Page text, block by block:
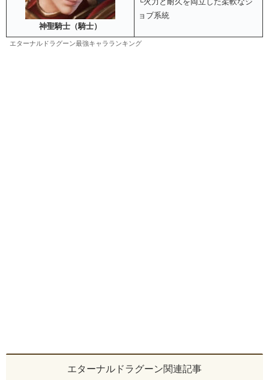
神聖騎士（騎士）
ョブ系統
エターナルドラグーン最強キャラランキング
エターナルドラグーン関連記事